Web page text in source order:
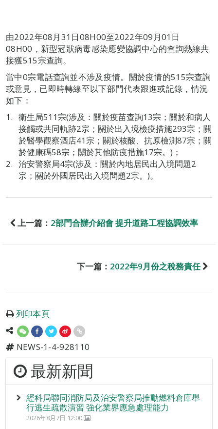
由2022年08月31日08H00至2022年09月01日
08H00，新型冠狀病毒感染應變協調中心的查詢熱線共
接獲515宗查詢。
當中0宗電話查詢並不涉及疫情。關於疫情的515宗查詢
或意見，已即時轉線至以下部門代表跟進或記錄，情況
如下：
衛生局511宗(涉及：關於疫苗查詢13宗；關於和病人
接觸或共同軌跡2宗；關於出入境檢疫措施293宗；關
於醫學觀察酒店41宗；關於核酸、抗原檢測87宗；關
於健康碼58宗；關於其他防疫措施17宗。)；
治安警察局4宗(涉及：關於內地居民出入境問題2
宗；關於外國居民出入境問題2宗。)。
上一篇： 2部門合辦介紹會 提升道路工程協調效率
下一篇： 2022年9月份之稅務責任
列印本頁
NEWS-1-4-928110
最新新聞
經科局聯同消防局及治安警察局推動燃料倉庫舉
行逃生疏散演習 強化業界應急處理能力
2026年8月7日 12:00